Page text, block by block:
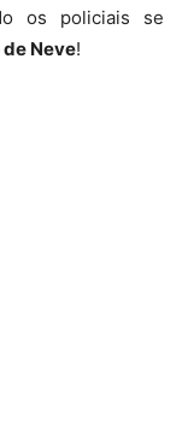
os policiais se
Neve!